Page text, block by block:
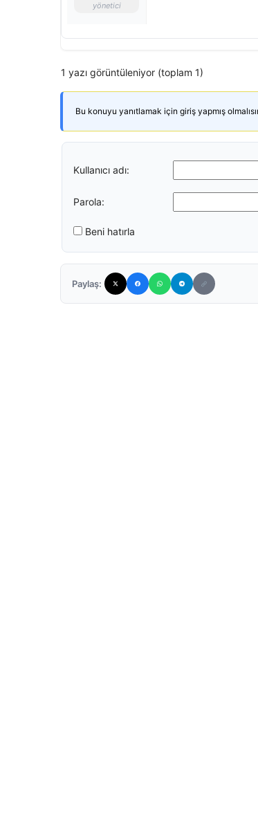
yönetici
1 yazı görüntüleniyor (toplam 1)
Bu konuyu yanıtlamak için giriş yapmış
Kullanıcı adı:
Parola:
Beni hatırla
Paylaş: